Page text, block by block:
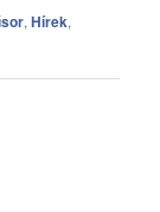
,Hírek,